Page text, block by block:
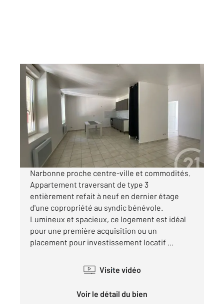
NARBONNE 11
58,93 m , 3 pièces
Ref : 5389
Appartement à vendre
92 500 €
Visiter le site dédié
Narbonne proche centre-ville et commodités.
Appartement traversant de type 3
entièrement refait à neuf en dernier étage
d'une copropriété au syndic bénévole.
Lumineux et spacieux, ce logement est idéal
pour une première acquisition ou un
placement pour investissement locatif ...
Visite vidéo
Voir le détail du bien